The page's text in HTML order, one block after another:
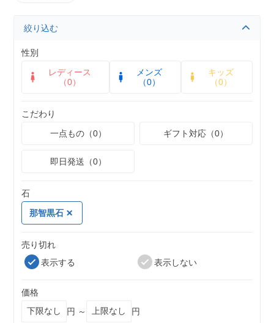
絞り込む
性別
レディース
（0）
メンズ
（0）
キッズ
（0）
こだわり
一点もの（0）
ギフト対応（0）
即日発送（0）
石
那智黒石
売り切れ
表示する
表示しない
価格
円 ～
円